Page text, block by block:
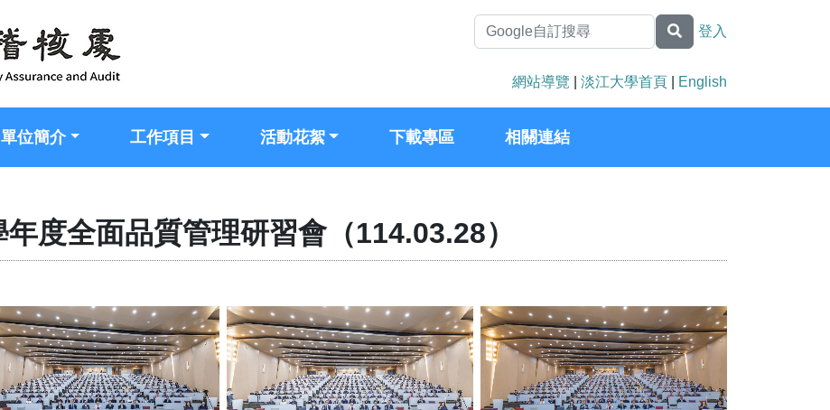
登入
網站導覽 淡江大學首頁 English
單位簡介 工作項目 活動花絮 下載專區 相關連結
年度全面品質管理研習會（114.03.28）